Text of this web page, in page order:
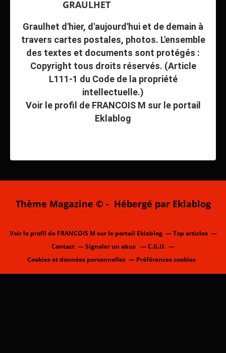
Graulhet d'hier, d'aujourd'hui et de demain à
travers cartes postales, photos. L'ensemble
des textes et documents sont protégés :
Copyright tous droits réservés. (Article
L111-1 du Code de la propriété
intellectuelle.)
Voir le profil de FRANCOIS M sur le portail
Eklablog
Thème Magazine © - Hébergé par Eklablog
Voir le profil de FRANCOIS Msur le portail Eklablog
Top articles
Contact
Signaler un abus
C.G.U.
Cookies et données personnelles
Préférences cookies